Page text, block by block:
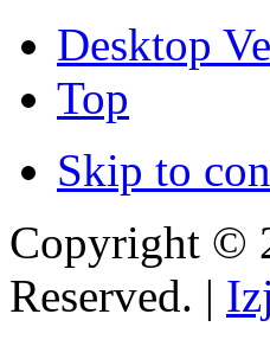
Desktop
Top
Skip to
Copyright ©
Reserved. |